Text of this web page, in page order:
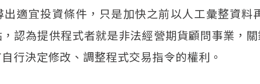
適宜投資條件，只是加快之前以人工彙整資
認為提供程式者就是非法經營期貨顧問事業，
行決定修改、調整程式交易指令的權利。